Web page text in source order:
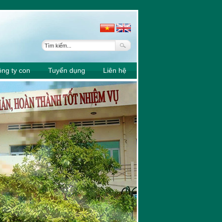
ty con Tuyển dụng Liên hệ
0107-37
6307